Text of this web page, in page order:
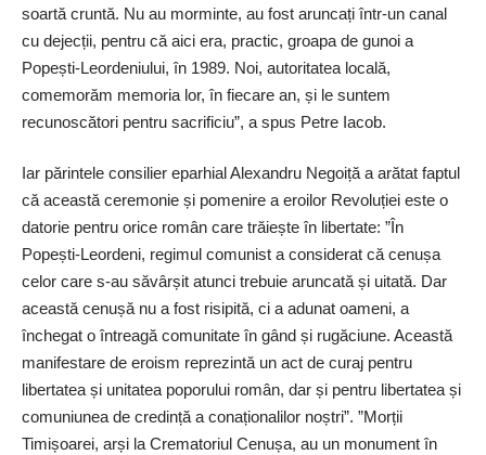
soartă cruntă. Nu au morminte, au fost aruncați într-un canal
cu dejecții, pentru că aici era, practic, groapa de gunoi a
Popești-Leordeniului, în 1989. Noi, autoritatea locală,
comemorăm memoria lor, în fiecare an, și le suntem
recunoscători pentru sacrificiu”, a spus Petre Iacob.
Iar părintele consilier eparhial Alexandru Negoiță a arătat faptul
că această ceremonie și pomenire a eroilor Revoluției este o
datorie pentru orice român care trăiește în libertate: ”În
Popești-Leordeni, regimul comunist a considerat că cenușa
celor care s‑au săvârșit atunci trebuie aruncată și uitată. Dar
această cenușă nu a fost risipită, ci a adunat oameni, a
închegat o întreagă comunitate în gând și rugăciune. Această
manifestare de eroism reprezintă un act de curaj pentru
libertatea și unitatea poporului român, dar și pentru libertatea și
comuniunea de credință a conaționalilor noștri”. ”Morții
Timișoarei, arși la Crematoriul Cenușa, au un monument în